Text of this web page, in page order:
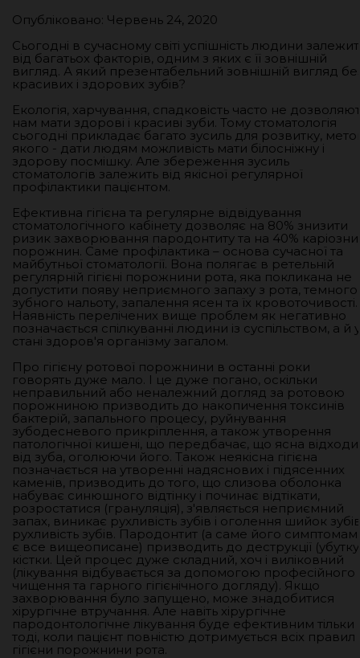
Опубліковано: Червень 24, 2020
Сьогодні в сучасному світі успішність людини
від багатьох факторів, одним з яких є її зовнішній
вигляд. А який презентабельний зовнішній вигляд
красивих і здорових зубів?
Екологія, харчування, спадковість часто не
нам мати здорові і красиві зуби. Тому стоматологія
сьогодні прикладає багато зусиль для розвитку,
якого - дати людям можливість мати білосніжну і
здорову посмішку. Але збереження зусиль
стоматологів залежить від якісної регулярної
профілактики пацієнтом.
Ефективна гігієна та регулярне відвідування
стоматологічного кабінету дозволяє на 80% знизити
ризик захворювання пародонтиту та на 40%
порожнин. Саме профілактика – основа сучасної та
майбутньої стоматології. Вона полягає в ретельній
регулярній гігієні порожнини рота, яка покликана не
допустити появу неприємного запаху з рота, темного
зубного нальоту, запалення ясен та їх кровоточивості.
Наявність перелічених вище проблем як негативно
позначається спілкуванні людини із суспільством, а й у
стані здоров'я організму загалом.
Про гігієну ротової порожнини в останні роки
говорять дуже мало. І це дуже погано, оскільки
неправильний або неналежний догляд за ротовою
порожниною призводить до накопичення токсинів
бактерій, запального процесу, руйнування
зубодесневого прикріплення, а також утворення
патологічної кишені, що передбачає, що ясна
від зуба, оголюючи його. Також неякісна гігієна
позначається на утворенні надяснових і підясенних
каменів, призводить до того, що слизова оболонка
набуває синюшного відтінку і починає відтікати,
розростатися (грануляція), з'являється неприємний
запах, виникає рухливість зубів і оголення шийок
рухливість зубів. Пародонтит (а саме його
є все вищеописане) призводить до деструкції
кістки. Цей процес дуже складний, хоч і виліковний
(лікування відбувається за допомогою професійного
чищення та гарного гігієнічного догляду). Якщо
захворювання було запущено, може знадобитися
хірургічне втручання. Але навіть хірургічне
пародонтологічне лікування буде ефективним тільки
тоді, коли пацієнт повністю дотримується всіх правил
гігієни порожнини рота.